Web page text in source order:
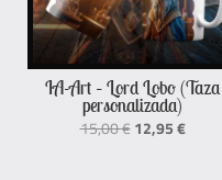
IA-Art – Lord Lobo (Taza
personalizada)
15,00€ El
12,95€El